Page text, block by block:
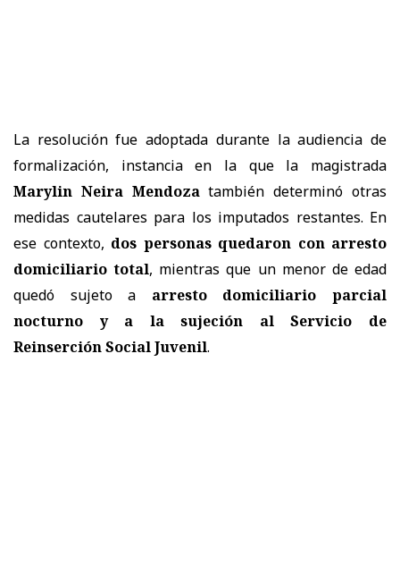
La resolución fue adoptada durante la audiencia de
formalización, instancia en la que la magistrada
Marylin Neira Mendozatambién determinó otras
medidas cautelares para los imputados restantes. En
ese contexto, dos personas quedaron con arresto
domiciliario total, mientras que un menor de edad
quedó sujeto a arresto domiciliario parcial
nocturno y a la sujeción al Servicio de
Reinserción Social Juvenil.